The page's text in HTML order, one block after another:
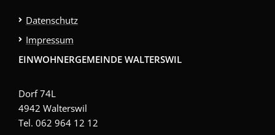
Datenschutz
Impressum
EINWOHNERGEMEINDE WALTERSWIL
Dorf 74L
4942 Walterswil
Tel. 062 964 12 12